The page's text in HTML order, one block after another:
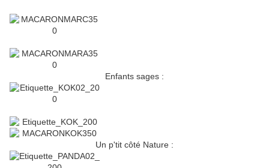
Enfants sages :
Un p'tit côté Nature :